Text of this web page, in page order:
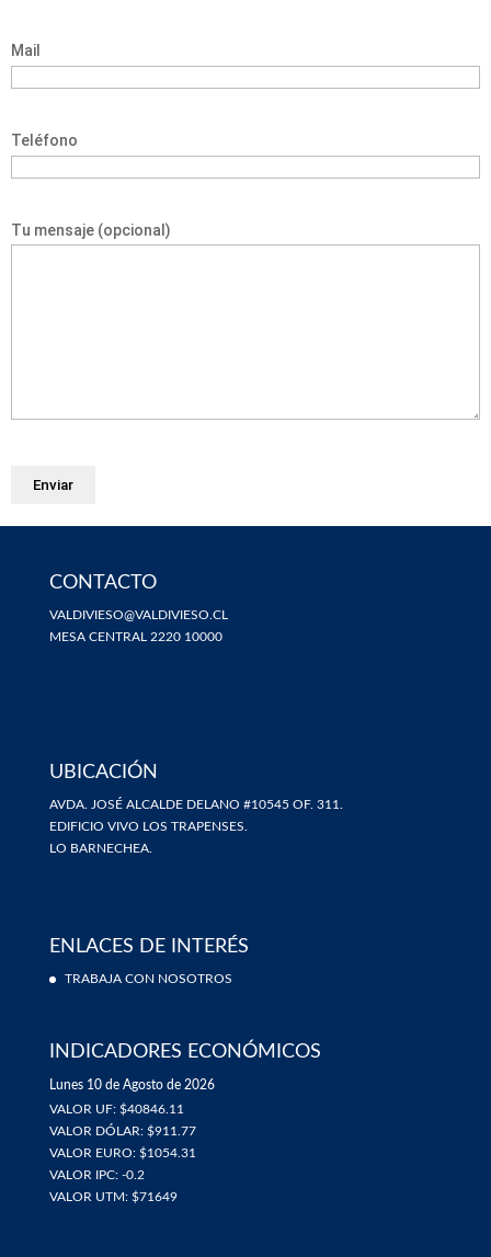
Mail
Teléfono
Tu mensaje (opcional)
CONTACTO
VALDIVIESO@VALDIVIESO.CL
MESA CENTRAL 2220 10000
UBICACIÓN
AVDA. JOSÉ ALCALDE DELANO #10545 OF. 311.
EDIFICIO VIVO LOS TRAPENSES.
LO BARNECHEA.
ENLACES DE INTERÉS
TRABAJA CON NOSOTROS
INDICADORES ECONÓMICOS
Lunes 10 de Agosto de 2026
VALOR UF: $40846.11
VALOR DÓLAR: $911.77
VALOR EURO: $1054.31
VALOR IPC: -0.2
VALOR UTM: $71649